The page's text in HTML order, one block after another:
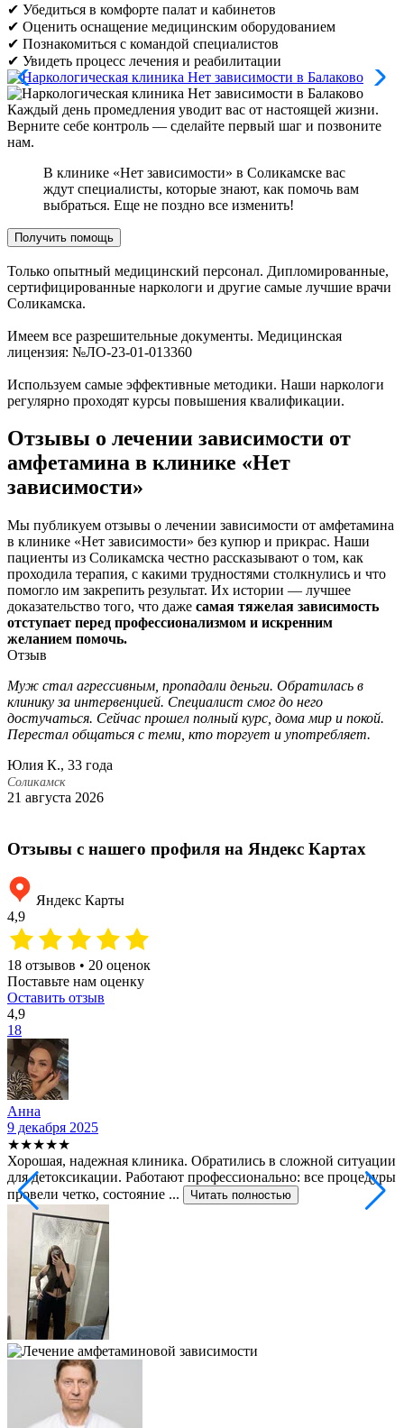
✔ Убедиться в комфорте палат и кабинетов
✔ Оценить оснащение медицинским оборудованием
✔ Познакомиться с командой специалистов
✔ Увидеть процесс лечения и реабилитации
Каждый день промедления уводит вас от настоящей жизни.
Верните себе контроль — сделайте первый шаг и позвоните
нам.
В клинике «Нет зависимости» в Соликамске вас
ждут специалисты, которые знают, как помочь вам
выбраться. Еще не поздно все изменить!
Получить помощь
Только опытный медицинский персонал. Дипломированные,
сертифицированные наркологи и другие самые лучшие врачи
Соликамска.
Имеем все разрешительные документы. Медицинская
лицензия: №ЛО-23-01-013360
Используем самые эффективные методики. Наши наркологи
регулярно проходят курсы повышения квалификации.
Отзывы о лечении зависимости от
амфетамина в клинике «Нет
зависимости»
Мы публикуем отзывы о лечении зависимости от амфетамина
в клинике «Нет зависимости» без купюр и прикрас. Наши
пациенты из Соликамска честно рассказывают о том, как
проходила терапия, с какими трудностями столкнулись и что
помогло им закрепить результат. Их истории — лучшее
доказательство того, что даже самая тяжелая зависимость
отступает перед профессионализмом и искренним
желанием помочь.
Отзыв
Муж стал агрессивным, пропадали деньги. Обратилась в
клинику за интервенцией. Специалист смог до него
достучаться. Сейчас прошел полный курс, дома мир и покой.
Перестал общаться с теми, кто торгует и употребляет.
Юлия К., 33 года
Соликамск
21 августа 2026
Отзывы с нашего профиля на Яндекс Картах
Яндекс Карты
4,9
18 отзывов • 20 оценок
Поставьте нам оценку
Оставить отзыв
4,9
18
Анна
9 декабря 2025
★★★★★
Хорошая, надежная клиника. Обратились в сложной ситуации
для детоксикации. Работают профессионально: все процедуры
провели четко, состояние ...
Читать полностью